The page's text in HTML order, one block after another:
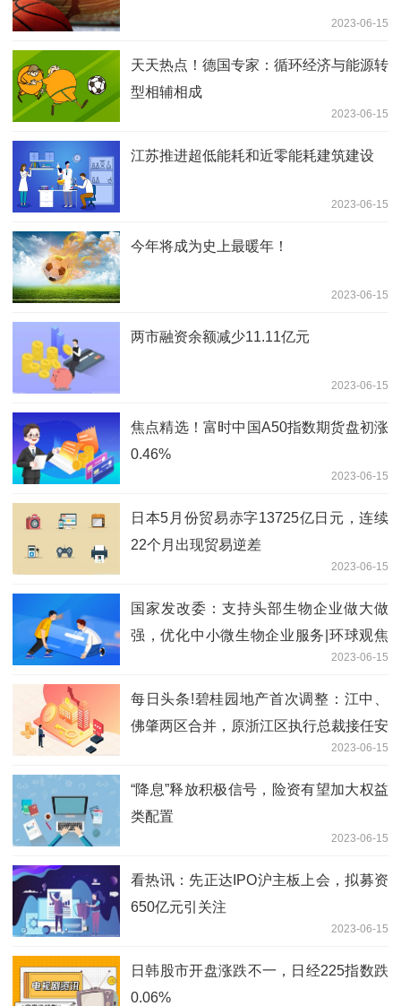
2023-06-15
天天热点！德国专家：循环经济与能源转
型相辅相成
2023-06-15
江苏推进超低能耗和近零能耗建筑建设
2023-06-15
今年将成为史上最暖年！
2023-06-15
两市融资余额减少11.11亿元
2023-06-15
焦点精选！富时中国A50指数期货盘初涨
0.46%
2023-06-15
日本5月份贸易赤字13725亿日元，连续
22个月出现贸易逆差
2023-06-15
国家发改委：支持头部生物企业做大做
强，优化中小微生物企业服务|环球观焦
2023-06-15
每日头条!碧桂园地产首次调整：江中、
佛肇两区合并，原浙江区执行总裁接任安
2023-06-15
“降息”释放积极信号，险资有望加大权益
类配置
2023-06-15
看热讯：先正达IPO沪主板上会，拟募资
650亿元引关注
2023-06-15
日韩股市开盘涨跌不一，日经225指数跌
0.06%